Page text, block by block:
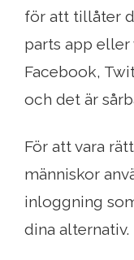
för att tillåter
parts app
Facebook,
och det är
För att vara
människor
inloggning
dina alternativ.